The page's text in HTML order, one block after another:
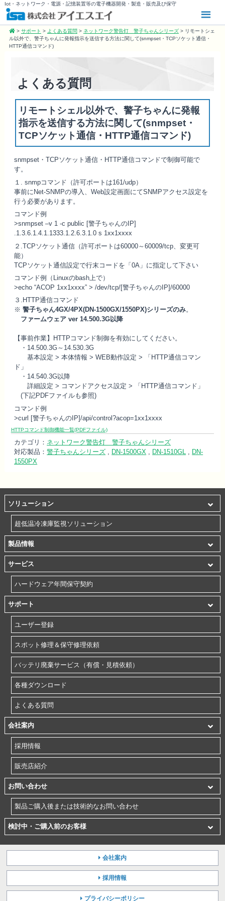
Iot・ネットワーク・電源・記憶装置等の電子機器開発・製造・販売及び保守
> サポート > よくある質問 > ネットワーク警告灯 警子ちゃんシリーズ> リモートシェ
ル以外で、警子ちゃんに発報指示を送信する方法に関して(snmpset・TCPソケット通信・
HTTP通信コマンド)
よくある質問
リモートシェル以外で、警子ちゃんに発報
指示を送信する方法に関して(snmpset・
TCPソケット通信・HTTP通信コマンド)
snmpset・TCPソケット通信・HTTP通信コマンドで制御可能で
す。
１. snmpコマンド（許可ポートは161/udp）
事前にNet-SNMPの導入、Web設定画面にてSNMPアクセス設定を
行う必要があります。
コマンド例
>snmpset –v 1 -c public [警子ちゃんのIP]
.1.3.6.1.4.1.1333.1.2.6.3.1.0 s 1xx1xxxx
２.TCPソケット通信（許可ポートは60000～60009/tcp、変更可
能）
TCPソケット通信設定で行末コードを「0A」に指定して下さい
コマンド例（Linuxのbash上で）
>echo “ACOP 1xx1xxxx” > /dev/tcp/[警子ちゃんのIP]/60000
３.HTTP通信コマンド
※警子ちゃん4GX/4PX(DN-1500GX/1550PX)シリーズのみ。
ファームウェア ver 14.500.3G以降
【事前作業】HTTPコマンド制御を有効にしてください。
・14.500.3G～14.530.3G
基本設定 > 本体情報 > WEB動作設定 > 「HTTP通信コマン
ド」
・14.540.3G以降
詳細設定 > コマンドアクセス設定 > 「HTTP通信コマンド」
(下記PDFファイルも参照)
コマンド例
>curl [警子ちゃんのIP]/api/control?acop=1xx1xxxx
HTTPコマンド制御機能一覧(PDFファイル)
カテゴリ： ネットワーク警告灯 警子ちゃんシリーズ
対応製品：警子ちゃんシリーズ DN-1500GX DN-1510GL
DN-
1550PX
ソリューション
超低温冷凍庫監視ソリューション
製品情報
サービス
ハードウェア年間保守契約
サポート
ユーザー登録
スポット修理＆保守修理依頼
バッテリ廃棄サービス（有償・見積依頼）
各種ダウンロード
よくある質問
会社案内
採用情報
販売店紹介
お問い合わせ
製品ご購入後または技術的なお問い合わせ
検討中・ご購入前のお客様
会社案内
採用情報
プライバシーポリシー